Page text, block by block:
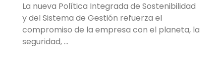
La nueva Política Integrada de Sostenibilidad
y del Sistema de Gestión refuerza el
compromiso de la empresa con el planeta, la
seguridad, …